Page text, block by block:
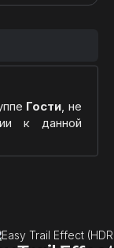
Гости, не
к данной